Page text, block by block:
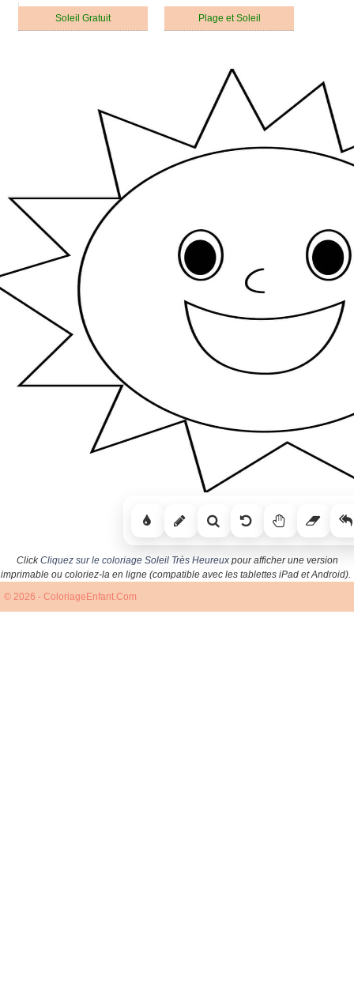
Soleil Gratuit Plage et Soleil
ClickCliquez sur le coloriage Soleil Très Heureuxpour afficher une version
imprimable ou coloriez-la en ligne (compatible avec les tablettes iPad et Android).
© 2026 - ColoriageEnfant.Com